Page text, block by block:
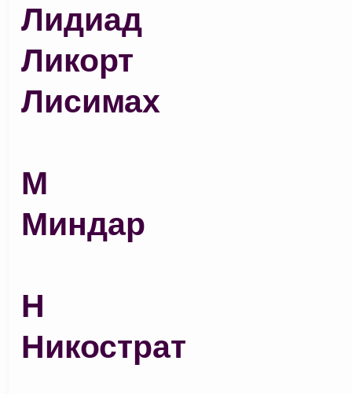
Лидиад
Ликорт
Лисимах
М
Миндар
Н
Никострат